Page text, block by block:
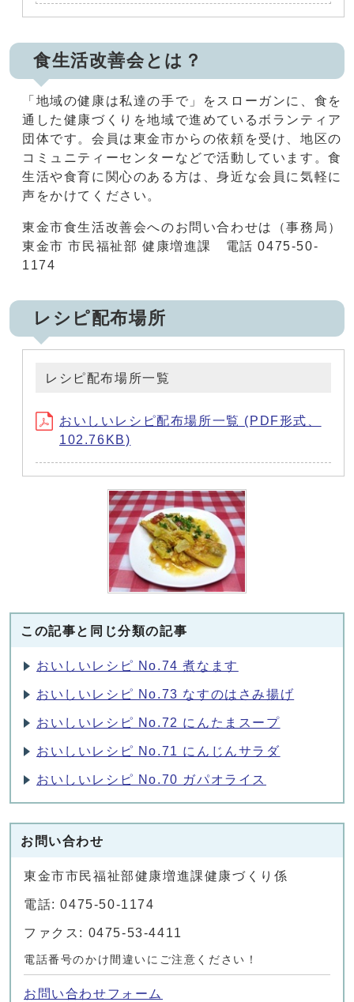
食生活改善会とは？
「地域の健康は私達の手で」をスローガンに、食を
通した健康づくりを地域で進めているボランティア
団体です。会員は東金市からの依頼を受け、地区の
コミュニティーセンターなどで活動しています。食
生活や食育に関心のある方は、身近な会員に気軽に
声をかけてください。
東金市食生活改善会へのお問い合わせは（事務局）
東金市 市民福祉部 健康増進課 電話 0475-50-
1174
レシピ配布場所
レシピ配布場所一覧
おいしいレシピ配布場所一覧 (PDF形式、
102.76KB)
この記事と同じ分類の記事
おいしいレシピ No.74 煮なます
おいしいレシピ No.73 なすのはさみ揚げ
おいしいレシピ No.72 にんたまスープ
おいしいレシピ No.71 にんじんサラダ
おいしいレシピ No.70 ガパオライス
お問い合わせ
東金市市民福祉部健康増進課健康づくり係
電話: 0475-50-1174
ファクス: 0475-53-4411
電話番号のかけ間違いにご注意ください！
お問い合わせフォーム